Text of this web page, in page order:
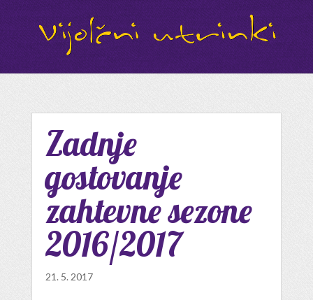
Zadnje
gostovanje
zahtevne sezone
2016/2017
21. 5. 2017